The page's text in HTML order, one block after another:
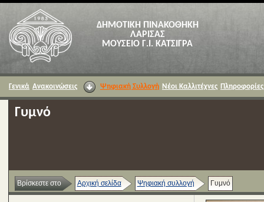
ΔΗΜΟΤΙΚΗ ΠΙΝΑΚΟΘΗΚΗ
ΛΑΡΙΣΑΣ
ΜΟΥΣΕΙΟ Γ.Ι. ΚΑΤΣΙΓΡΑ
Γενικά Ανακοινώσεις Ψηφιακή Συλλογή Νέοι Καλλιτέχνες Πληροφορίες
Γυμνό
Βρίσκεστε στο Αρχική σελίδα Ψηφιακή συλλογή Γυμνό